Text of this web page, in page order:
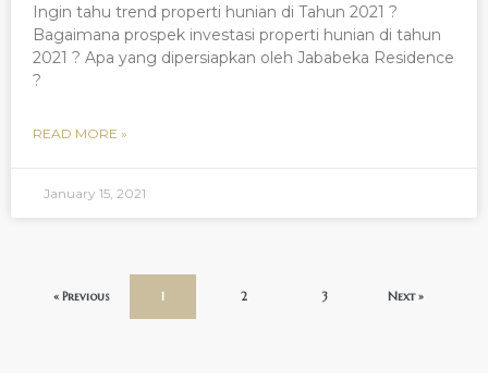
Ingin tahu trend properti hunian di Tahun 2021 ?
Bagaimana prospek investasi properti hunian di tahun
2021 ? Apa yang dipersiapkan oleh Jababeka Residence
?
READ MORE »
January 15, 2021
« Previous 1 2 3 Next »